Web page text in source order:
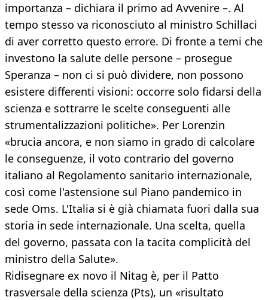
importanza – dichiara il primo ad Avvenire –. Al
tempo stesso va riconosciuto al ministro Schillaci
di aver corretto questo errore. Di fronte a temi che
investono la salute delle persone – prosegue
Speranza – non ci si può dividere, non possono
esistere differenti visioni: occorre solo fidarsi della
scienza e sottrarre le scelte conseguenti alle
strumentalizzazioni politiche». Per Lorenzin
«brucia ancora, e non siamo in grado di calcolare
le conseguenze, il voto contrario del governo
italiano al Regolamento sanitario internazionale,
così come l'astensione sul Piano pandemico in
sede Oms. L'Italia si è già chiamata fuori dalla sua
storia in sede internazionale. Una scelta, quella
del governo, passata con la tacita complicità del
ministro della Salute».
Ridisegnare ex novo il Nitag è, per il Patto
trasversale della scienza (Pts), un «risultato